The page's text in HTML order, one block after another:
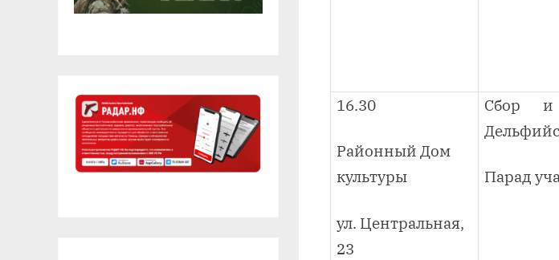
16.30
Районный Дом
культуры
ул. Центральная,
23
Сбор и
Парад